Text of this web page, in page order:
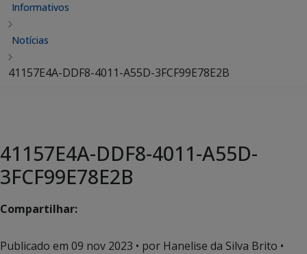
Informativos
Notícias
41157E4A-DDF8-4011-A55D-3FCF99E78E2B
41157E4A-DDF8-4011-A55D-
3FCF99E78E2B
Compartilhar:
Publicado em 09 nov 2023 • por Hanelise da Silva Brito •